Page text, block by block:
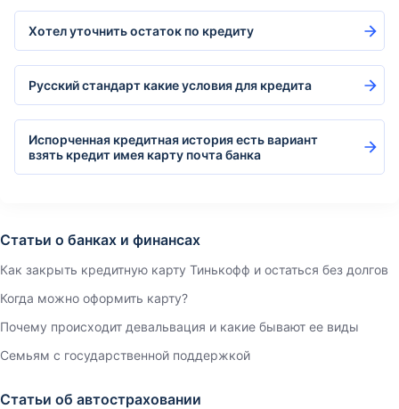
Хотел уточнить остаток по кредиту
Русский стандарт какие условия для кредита
Испорченная кредитная история есть вариант
взять кредит имея карту почта банка
Статьи о банках и финансах
Как закрыть кредитную карту Тинькофф и остаться без долгов
Когда можно оформить карту?
Почему происходит девальвация и какие бывают ее виды
Семьям с государственной поддержкой
Статьи об автостраховании